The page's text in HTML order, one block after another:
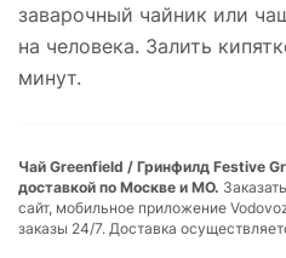
заварочный чайник или
на человека. Залить
минут.
Чай Greenfield / Гринфилд Festive
доставкой по Москве и МО.
сайт, мобильное приложение
заказы 24/7. Доставка